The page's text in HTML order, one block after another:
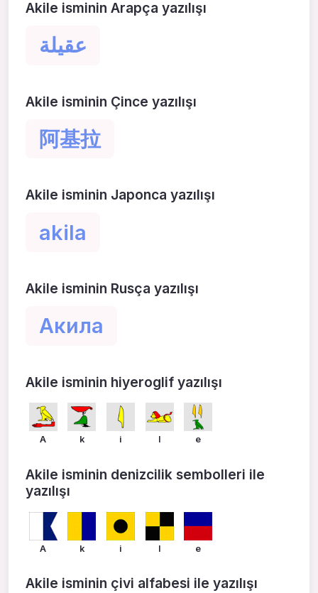
Akile isminin Arapça yazılışı
عقيلة
Akile isminin Çince yazılışı
阿基拉
Akile isminin Japonca yazılışı
akila
Akile isminin Rusça yazılışı
Акила
Akile isminin hiyeroglif yazılışı
A k i l e
Akile isminin denizcilik sembolleri ile
yazılışı
A k i l e
Akile isminin çivi alfabesi ile yazılışı